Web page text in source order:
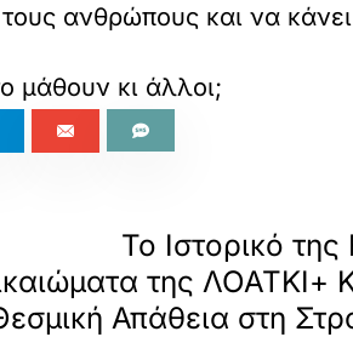
ανθρώπους και να κάνει
μάθουν κι άλλοι;
Το Ιστορικό
της ΛΟΑΤΚΙ+
Απάθεια στη